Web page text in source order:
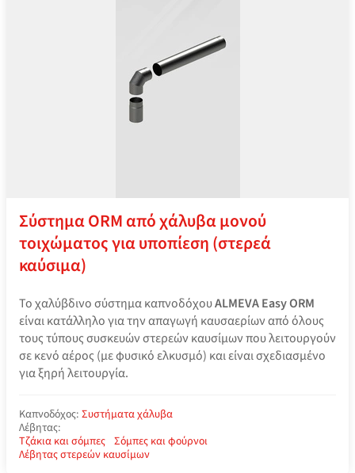
Σύστημα ORM από χάλυβα μονού
τοιχώματος για υποπίεση (στερεά
καύσιμα)
Το χαλύβδινο σύστημα καπνοδόχουALMEVA Easy ORM
είναι κατάλληλο για την απαγωγή καυσαερίων από όλους
τους τύπους συσκευών στερεών καυσίμων που λειτουργούν
σε κενό αέρος (με φυσικό ελκυσμό) και είναι σχεδιασμένο
για ξηρή λειτουργία.
Καπνοδόχος: Συστήματα χάλυβα
Λέβητας:
Τζάκια και σόμπες Σόμπες και φούρνοι
Λέβητας στερεών καυσίμων